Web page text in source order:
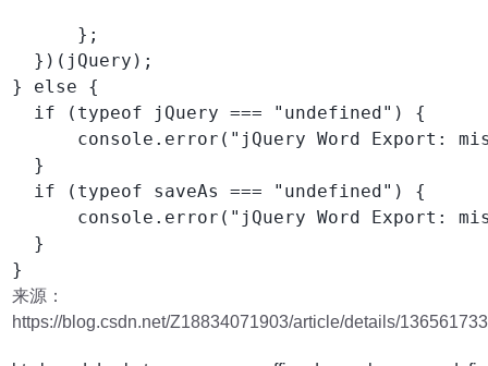
      };
  })(jQuery);
} else {
  if (typeof jQuery === "undefined") {
console.error("jQuery Word Export:
  }
  if (typeof saveAs === "undefined") {
console.error("jQuery Word Export:
  }
来源：
https://blog.csdn.net/Z18834071903/article/details/136561733